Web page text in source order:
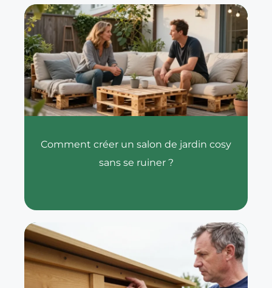
Comment créer un salon de jardin cosy
sans se ruiner ?